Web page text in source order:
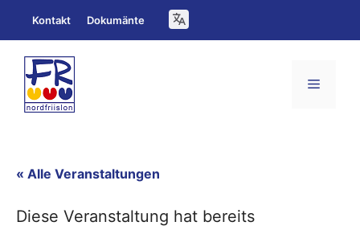
Inhalt
springen
Kontakt Dokumänte
Menü
« Alle Veranstaltungen
Diese Veranstaltung hat bereits